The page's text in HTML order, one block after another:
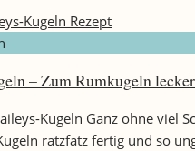
– Zum Rumkugeln lecker
Kugeln Ganz ohne viel
ratzfatz fertig und so